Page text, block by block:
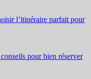
l’itinéraire parfait pour
pour bien réserver